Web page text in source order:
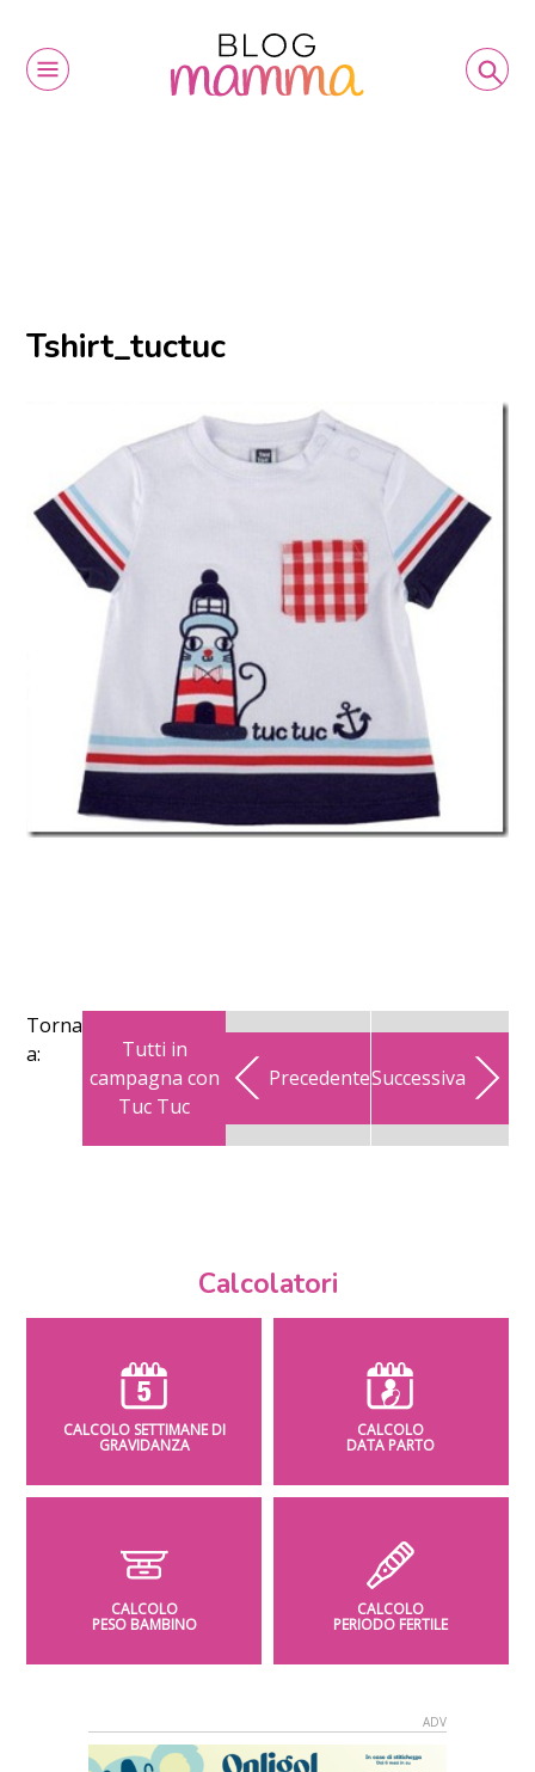
Tshirt_tuctuc
Torna
a:
Tutti in
campagna con
Tuc Tuc
PrecedenteSuccessiva
Calcolatori
CALCOLO SETTIMANE DI
GRAVIDANZA
CALCOLO
DATA PARTO
CALCOLO
PESO BAMBINO
CALCOLO
PERIODO FERTILE